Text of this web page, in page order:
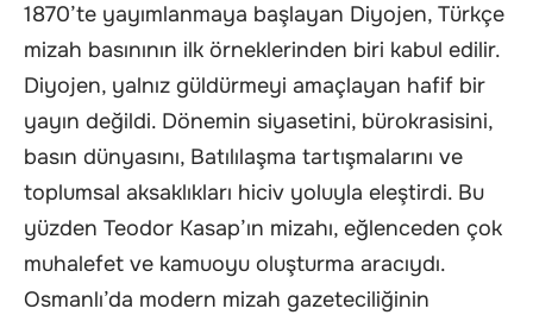
1870’te yayımlanmaya başlayan Diyojen, Türkçe
mizah basınının ilk örneklerinden biri kabul edilir.
Diyojen, yalnız güldürmeyi amaçlayan hafif bir
yayın değildi. Dönemin siyasetini, bürokrasisini,
basın dünyasını, Batılılaşma tartışmalarını ve
toplumsal aksaklıkları hiciv yoluyla eleştirdi. Bu
yüzden Teodor Kasap’ın mizahı, eğlenceden çok
muhalefet ve kamuoyu oluşturma aracıydı.
Osmanlı’da modern mizah gazeteciliğinin